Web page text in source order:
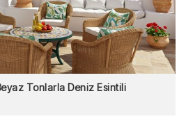
Tonlarla Deniz Esintili